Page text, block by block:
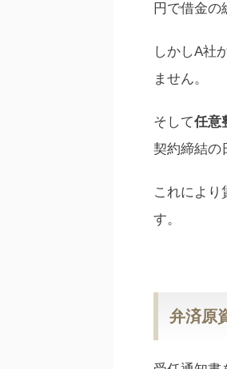
円で借金の
しかしA社
ません。
そして任意
契約締結の
これにより
す。
弁済原